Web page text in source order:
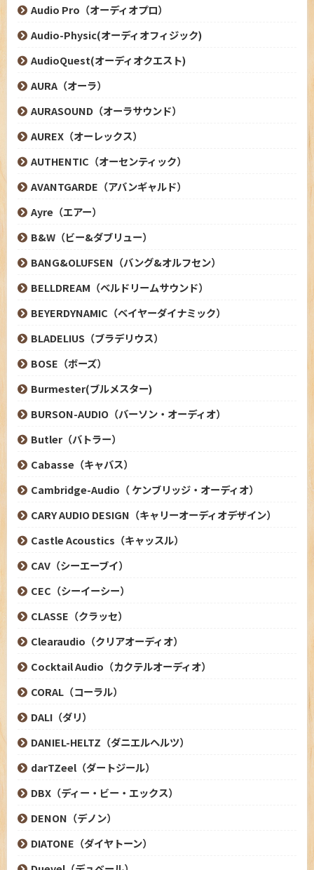
Audio Pro（オーディオプロ）
Audio-Physic(オーディオフィジック)
AudioQuest(オーディオクエスト)
AURA（オーラ）
AURASOUND（オーラサウンド）
AUREX（オーレックス）
AUTHENTIC（オーセンティック）
AVANTGARDE（アバンギャルド）
Ayre（エアー）
B&W（ビー&ダブリュー）
BANG&OLUFSEN（バング&オルフセン）
BELLDREAM（ベルドリームサウンド）
BEYERDYNAMIC（ベイヤーダイナミック）
BLADELIUS（ブラデリウス）
BOSE（ボーズ）
Burmester(ブルメスター)
BURSON-AUDIO（バーソン・オーディオ）
Butler（バトラー）
Cabasse（キャバス）
Cambridge-Audio（ ケンブリッジ・オーディオ）
CARY AUDIO DESIGN（キャリーオーディオデザイン）
Castle Acoustics（キャッスル）
CAV（シーエーブイ）
CEC（シーイーシー）
CLASSE（クラッセ）
Clearaudio（クリアオーディオ）
Cocktail Audio（カクテルオーディオ）
CORAL（コーラル）
DALI（ダリ）
DANIEL-HELTZ（ダニエルヘルツ）
darTZeel（ダートジール）
DBX（ディー・ビー・エックス）
DENON（デノン）
DIATONE（ダイヤトーン）